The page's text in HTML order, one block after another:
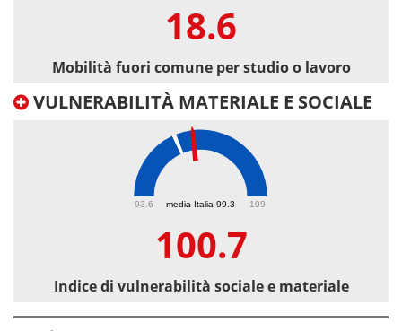
18.6
Mobilità fuori comune per studio o lavoro
VULNERABILITÀ MATERIALE E SOCIALE
media Italia 99.3
93.6 109
100.7
Indice di vulnerabilità sociale e materiale